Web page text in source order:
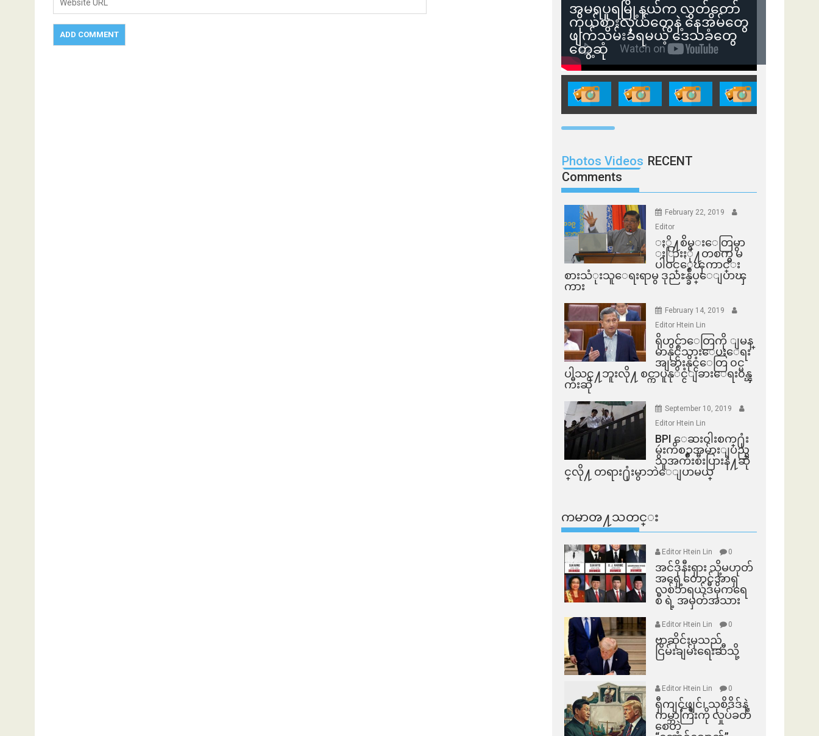
အမရပူရမြို့နယ်က လွှတ်တော်
ကိုယ်စားလှယ်တွေနဲ့ နေအိမ်တွေ
ဖျက်သိမ်းခံရမယ့် ဒေသခံတွေ
တွေ့ဆုံ
Photos Videos RECENT
Comments
February 22, 2019
Editor
ႏို႔စိမ္းေတြမွာ
ႏြားႏို႔တစက္မွ မ
ပါဝင္ေၾကာင္း
စားသံုးသူေရးရာမွ ဒုညႊန္ခ်ဳပ္ေျပာၾ
ကား
February 14, 2019
Editor Htein Lin
ရိုဟင္ဂ်ာေတြကို ျမန္
မာနိုင္ငံသားေပးေရး
အျခားနိုင္ငံေတြ ၀င္မ
ပါသင္႔ဘူးလို႔ စင္ကာပူနုိင္ငံျခားေရး၀န္ၾ
ကီးဆို
September 10, 2019
Editor Htein Lin
BPI ​ေဆးဝါးစက္​႐ုံး
မွဴးကိစၥအမ်ားျပည္​
သူအက်ိဳးစီးပြားနဲ႔ဆို
င္​လို႔ တရား႐ုံးမွာဘဲေျပာမယ္​
ကမာၻ႔သတင္း
Editor Htein Lin 0
အင်ဒိုနီးရှား သို့မဟုတ်
အရှေ့တောင်အာရှ
လစ်ဘရယ်ဒီမိုကရေ
စီ ရဲ့ အမှတ်အသား
Editor Htein Lin 0
ဗာဆိုင်းမှသည်
ငြိမ်းချမ်းရေးဆီသို့
Editor Htein Lin 0
ရှီကျင့်ဖျင်၊ သုစိဒိဒ်နဲ့
ကမ္ဘာကြီးကို လှုပ်ခတ်
စေတဲ့